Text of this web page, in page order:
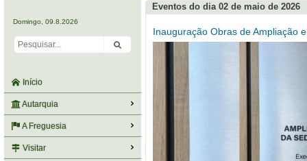
Domingo, 09.8.2026
Início
Autarquia
A Freguesia
Visitar
Eventos do dia 02 de maio de 2026
Inauguração Obras de Ampliação